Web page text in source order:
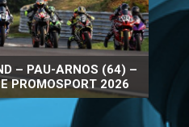
– PAU-ARNOS (64) –
PROMOSPORT 2026